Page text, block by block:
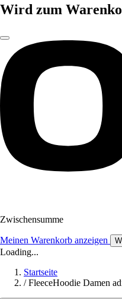
Wird zum
Zwischensumme
Meinen Warenkorb anzeigen
Loading...
Startseite
/ FleeceHoodie Damen